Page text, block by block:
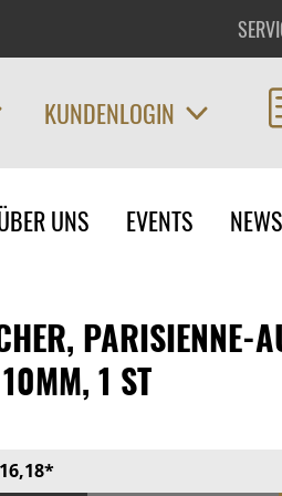
KUNDENLOGIN
UNS EVENTS NEWS
PARISIENNE-
1 ST